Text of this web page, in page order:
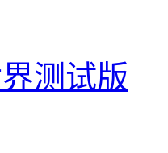
测试版